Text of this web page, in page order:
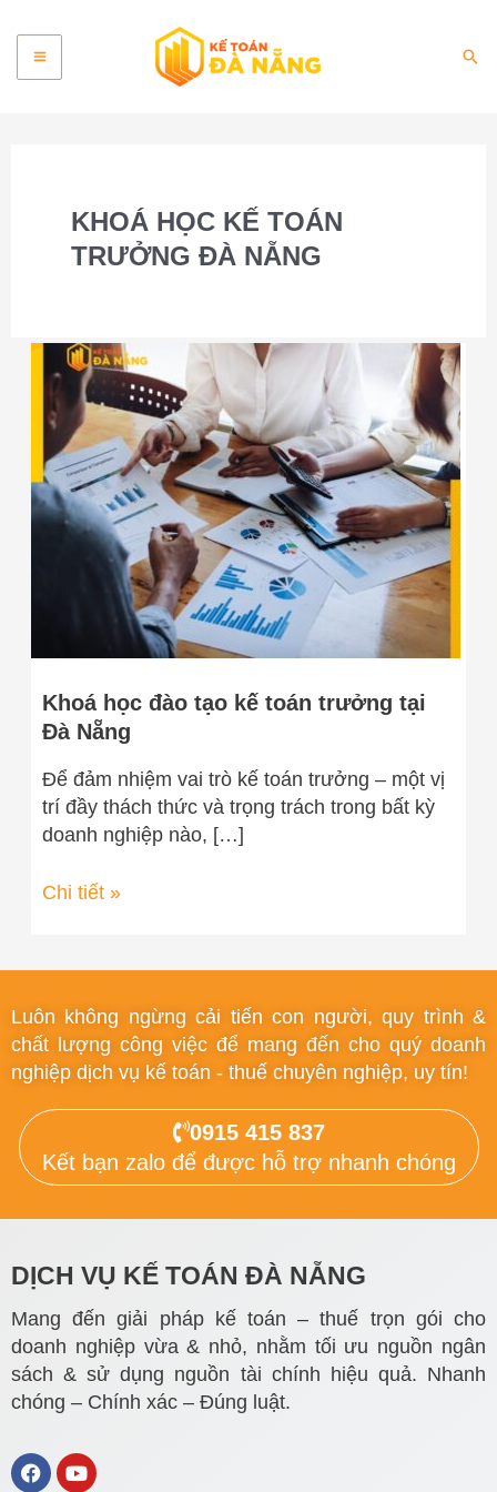
content
Main
Menu
KHOÁ HỌC KẾ TOÁN
TRƯỞNG ĐÀ NẴNG
Khoá học đào tạo kế toán trưởng tại
Đà Nẵng
Để đảm nhiệm vai trò kế toán trưởng – một vị
trí đầy thách thức và trọng trách trong bất kỳ
doanh nghiệp nào, […]
Khoá
học
đào
tạo
kế
toán
trưởng
Chi tiết »
Luôn không ngừng cải tiến con người, quy trình &
chất lượng công việc để mang đến cho quý doanh
nghiệp dịch vụ kế toán - thuế chuyên nghiệp, uy tín!
0915 415 837
Kết bạn zalo để được hỗ trợ nhanh chóng
DỊCH VỤ KẾ TOÁN ĐÀ NẴNG
Mang đến giải pháp kế toán – thuế trọn gói cho
doanh nghiệp vừa & nhỏ, nhằm tối ưu nguồn ngân
sách & sử dụng nguồn tài chính hiệu quả. Nhanh
chóng – Chính xác – Đúng luật.
F
a
Y
o